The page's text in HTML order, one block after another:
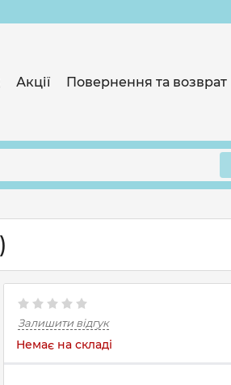
Акції Повернення та возврат
Залишити відгук
Немає на складі